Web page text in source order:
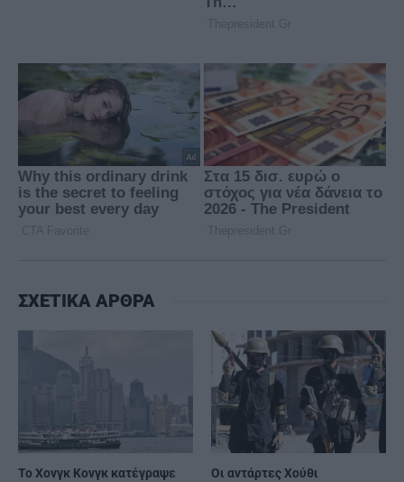
ΣΧΕΤΙΚΑ ΑΡΘΡΑ
Το Χονγκ Κονγκ κατέγραψε
Οι αντάρτες Χούθι